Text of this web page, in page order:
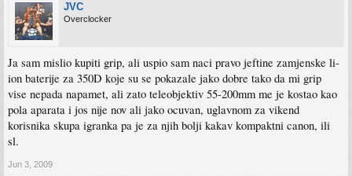
JVC
Overclocker
Ja sam mislio kupiti grip, ali uspio sam naci pravo jeftine zamjenske li-
ion baterije za 350D koje su se pokazale jako dobre tako da mi grip
vise nepada napamet, ali zato teleobjektiv 55-200mm me je kostao kao
pola aparata i jos nije nov ali jako ocuvan, uglavnom za vikend
korisnika skupa igranka pa je za njih bolji kakav kompaktni canon, ili
sl.
Jun 3, 2009